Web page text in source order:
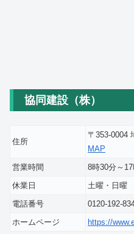
協同建設（株）
住所
〒353-0004
MAP
営業時間
8時30分～
休業日
土曜・日曜
電話番号
0120-192-
ホームページ
https://